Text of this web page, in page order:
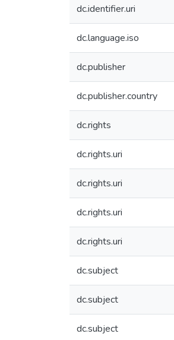
dc.identifier.uri
dc.language.iso
dc.publisher
dc.publisher.country
dc.rights
dc.rights.uri
dc.rights.uri
dc.rights.uri
dc.rights.uri
dc.subject
dc.subject
dc.subject